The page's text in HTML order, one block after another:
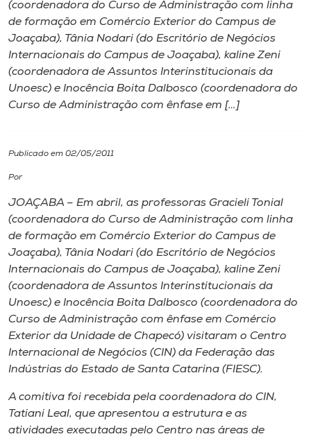
A
Unoesc
Internacionalização
Cultura
CPA
Biblioteca
Editora
Rádio
Museu
(coordenadora do Curso de Administração com linha
de formação em Comércio Exterior do Campus de
Joaçaba), Tânia Nodari (do Escritório de Negócios
Internacionais do Campus de Joaçaba), kaline Zeni
(coordenadora de Assuntos Interinstitucionais da
Unoesc) e Inocência Boita Dalbosco (coordenadora do
Curso de Administração com ênfase em […]
Publicado em 02/05/2011
Por
JOAÇABA – Em abril, as professoras Gracieli Tonial
(coordenadora do Curso de Administração com linha
de formação em Comércio Exterior do Campus de
Joaçaba), Tânia Nodari (do Escritório de Negócios
Internacionais do Campus de Joaçaba), kaline Zeni
(coordenadora de Assuntos Interinstitucionais da
Unoesc) e Inocência Boita Dalbosco (coordenadora do
Curso de Administração com ênfase em Comércio
Exterior da Unidade de Chapecó) visitaram o Centro
Internacional de Negócios (CIN) da Federação das
Indústrias do Estado de Santa Catarina (FIESC).
A comitiva foi recebida pela coordenadora do CIN,
Tatiani Leal, que apresentou a estrutura e as
atividades executadas pelo Centro nas áreas de